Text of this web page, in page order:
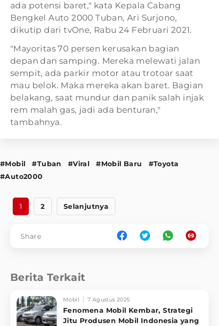
ada potensi baret," kata Kepala Cabang
Bengkel Auto 2000 Tuban, Ari Surjono,
dikutip dari tvOne, Rabu 24 Februari 2021.
"Mayoritas 70 persen kerusakan bagian
depan dan samping. Mereka melewati jalan
sempit, ada parkir motor atau trotoar saat
mau belok. Maka mereka akan baret. Bagian
belakang, saat mundur dan panik salah injak
rem malah gas, jadi ada benturan,"
tambahnya.
#Mobil #Tuban #Viral #Mobil Baru
#Toyota
#Auto2000
1 2 Selanjutnya
Share
Berita Terkait
Mobil 7 Agustus 2025
Fenomena Mobil Kembar, Strategi
Jitu Produsen Mobil Indonesia yang